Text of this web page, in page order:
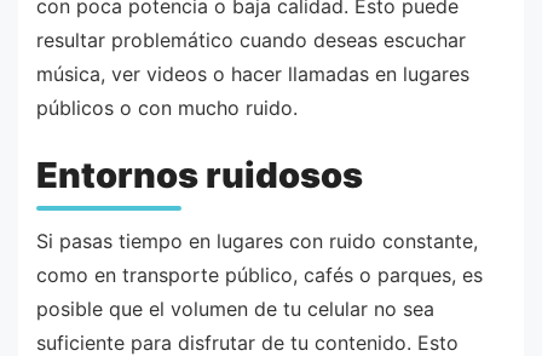
con poca potencia o baja calidad. Esto puede
resultar problemático cuando deseas escuchar
música, ver videos o hacer llamadas en lugares
públicos o con mucho ruido.
Entornos ruidosos
Si pasas tiempo en lugares con ruido constante,
como en transporte público, cafés o parques, es
posible que el volumen de tu celular no sea
suficiente para disfrutar de tu contenido. Esto